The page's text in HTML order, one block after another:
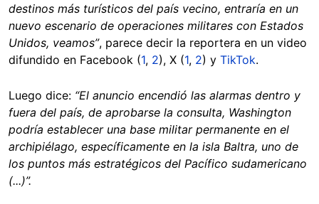
destinos más turísticos del país vecino, entraría en un
nuevo escenario de operaciones militares con Estados
Unidos, veamos”, parece decir la reportera en un video
difundido en Facebook (1, 2), X (1, 2) y TikTok.
Luego dice: “El anuncio encendió las alarmas dentro y
fuera del país, de aprobarse la consulta, Washington
podría establecer una base militar permanente en el
archipiélago, específicamente en la isla Baltra, uno de
los puntos más estratégicos del Pacífico sudamericano
(...)”.